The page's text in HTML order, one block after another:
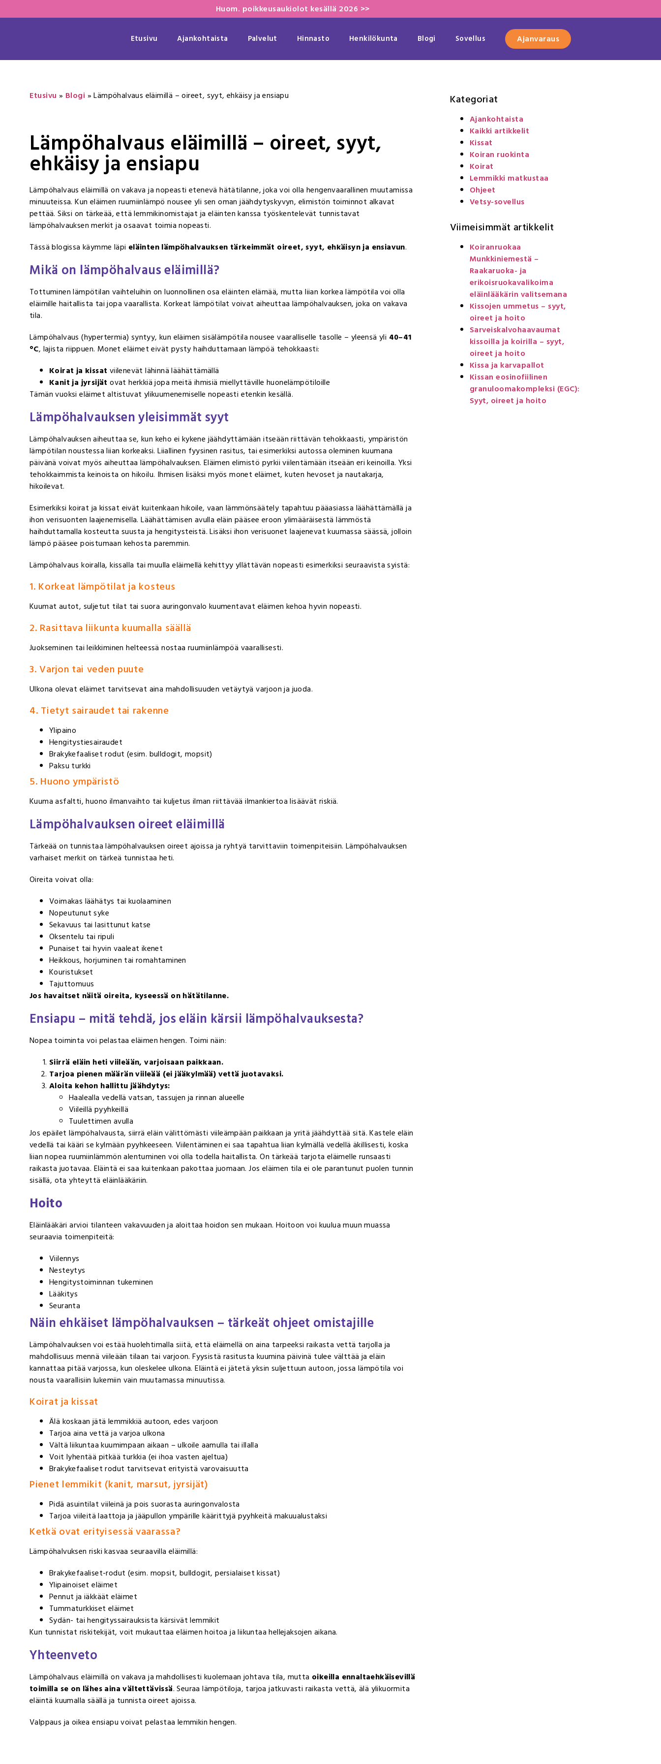
Huom. poikkeusaukiolot kesällä 2026 >>
Etusivu Ajankohtaista Palvelut Hinnasto Henkilökunta Blogi Sovellus Ajanvaraus
Etusivu » Blogi »Lämpöhalvaus eläimillä – oireet, syyt, ehkäisy ja ensiapu
Lämpöhalvaus eläimillä – oireet, syyt,
ehkäisy ja ensiapu
Lämpöhalvaus eläimillä on vakava ja nopeasti etenevä hätätilanne, joka voi olla hengenvaarallinen muutamissa
minuuteissa. Kun eläimen ruumiinlämpö nousee yli sen oman jäähdytyskyvyn, elimistön toiminnot alkavat
pettää. Siksi on tärkeää, että lemmikinomistajat ja eläinten kanssa työskentelevät tunnistavat
lämpöhalvauksen merkit ja osaavat toimia nopeasti.
Tässä blogissa käymme läpi eläinten lämpöhalvauksen tärkeimmät oireet, syyt, ehkäisyn ja ensiavun.
Mikä on lämpöhalvaus eläimillä?
Tottuminen lämpötilan vaihteluihin on luonnollinen osa eläinten elämää, mutta liian korkea lämpötila voi olla
eläimille haitallista tai jopa vaarallista. Korkeat lämpötilat voivat aiheuttaa lämpöhalvauksen, joka on vakava
tila.
Lämpöhalvaus (hypertermia) syntyy, kun eläimen sisälämpötila nousee vaaralliselle tasolle – yleensä yli 40–41
°C, lajista riippuen. Monet eläimet eivät pysty haihduttamaan lämpöä tehokkaasti:
Koirat ja kissat viilenevät lähinnä läähättämällä
Kanit ja jyrsijät ovat herkkiä jopa meitä ihmisiä miellyttäville huonelämpötiloille
Tämän vuoksi eläimet altistuvat ylikuumenemiselle nopeasti etenkin kesällä.
Lämpöhalvauksen yleisimmät syyt
Lämpöhalvauksen aiheuttaa se, kun keho ei kykene jäähdyttämään itseään riittävän tehokkaasti, ympäristön
lämpötilan noustessa liian korkeaksi. Liiallinen fyysinen rasitus, tai esimerkiksi autossa oleminen kuumana
päivänä voivat myös aiheuttaa lämpöhalvauksen. Eläimen elimistö pyrkii viilentämään itseään eri keinoilla. Yksi
tehokkaimmista keinoista on hikoilu. Ihmisen lisäksi myös monet eläimet, kuten hevoset ja nautakarja,
hikoilevat.
Esimerkiksi koirat ja kissat eivät kuitenkaan hikoile, vaan lämmönsäätely tapahtuu pääasiassa läähättämällä ja
ihon verisuonten laajenemisella. Läähättämisen avulla eläin pääsee eroon ylimääräisestä lämmöstä
haihduttamalla kosteutta suusta ja hengitysteistä. Lisäksi ihon verisuonet laajenevat kuumassa säässä, jolloin
lämpö pääsee poistumaan kehosta paremmin.
Lämpöhalvaus koiralla, kissalla tai muulla eläimellä kehittyy yllättävän nopeasti esimerkiksi seuraavista syistä:
1. Korkeat lämpötilat ja kosteus
Kuumat autot, suljetut tilat tai suora auringonvalo kuumentavat eläimen kehoa hyvin nopeasti.
2. Rasittava liikunta kuumalla säällä
Juokseminen tai leikkiminen helteessä nostaa ruumiinlämpöä vaarallisesti.
3. Varjon tai veden puute
Ulkona olevat eläimet tarvitsevat aina mahdollisuuden vetäytyä varjoon ja juoda.
4. Tietyt sairaudet tai rakenne
Ylipaino
Hengitystiesairaudet
Brakykefaaliset rodut (esim. bulldogit, mopsit)
Paksu turkki
5. Huono ympäristö
Kuuma asfaltti, huono ilmanvaihto tai kuljetus ilman riittävää ilmankiertoa lisäävät riskiä.
Lämpöhalvauksen oireet eläimillä
Tärkeää on tunnistaa lämpöhalvauksen oireet ajoissa ja ryhtyä tarvittaviin toimenpiteisiin. Lämpöhalvauksen
varhaiset merkit on tärkeä tunnistaa heti.
Oireita voivat olla:
Voimakas läähätys tai kuolaaminen
Nopeutunut syke
Sekavuus tai lasittunut katse
Oksentelu tai ripuli
Punaiset tai hyvin vaaleat ikenet
Heikkous, horjuminen tai romahtaminen
Kouristukset
Tajuttomuus
Jos havaitset näitä oireita, kyseessä on hätätilanne.
Ensiapu – mitä tehdä, jos eläin kärsii lämpöhalvauksesta?
Nopea toiminta voi pelastaa eläimen hengen. Toimi näin:
Siirrä eläin heti viileään, varjoisaan paikkaan.
Tarjoa pienen määrän viileää (ei jääkylmää) vettä juotavaksi.
Aloita kehon hallittu jäähdytys:
Haalealla vedellä vatsan, tassujen ja rinnan alueelle
Viileillä pyyhkeillä
Tuulettimen avulla
Jos epäilet lämpöhalvausta, siirrä eläin välittömästi viileämpään paikkaan ja yritä jäähdyttää sitä. Kastele eläin
vedellä tai kääri se kylmään pyyhkeeseen. Viilentäminen ei saa tapahtua liian kylmällä vedellä äkillisesti, koska
liian nopea ruumiinlämmön alentuminen voi olla todella haitallista. On tärkeää tarjota eläimelle runsaasti
raikasta juotavaa. Eläintä ei saa kuitenkaan pakottaa juomaan. Jos eläimen tila ei ole parantunut puolen tunnin
sisällä, ota yhteyttä eläinlääkäriin.
Hoito
Eläinlääkäri arvioi tilanteen vakavuuden ja aloittaa hoidon sen mukaan. Hoitoon voi kuulua muun muassa
seuraavia toimenpiteitä:
Viilennys
Nesteytys
Hengitystoiminnan tukeminen
Lääkitys
Seuranta
Näin ehkäiset lämpöhalvauksen – tärkeät ohjeet omistajille
Lämpöhalvauksen voi estää huolehtimalla siitä, että eläimellä on aina tarpeeksi raikasta vettä tarjolla ja
mahdollisuus mennä viileään tilaan tai varjoon. Fyysistä rasitusta kuumina päivinä tulee välttää ja eläin
kannattaa pitää varjossa, kun oleskelee ulkona. Eläintä ei jätetä yksin suljettuun autoon, jossa lämpötila voi
nousta vaarallisiin lukemiin vain muutamassa minuutissa.
Koirat ja kissat
Älä koskaan jätä lemmikkiä autoon, edes varjoon
Tarjoa aina vettä ja varjoa ulkona
Vältä liikuntaa kuumimpaan aikaan – ulkoile aamulla tai illalla
Voit lyhentää pitkää turkkia (ei ihoa vasten ajeltua)
Brakykefaaliset rodut tarvitsevat erityistä varovaisuutta
Pienet lemmikit (kanit, marsut, jyrsijät)
Pidä asuintilat viileinä ja pois suorasta auringonvalosta
Tarjoa viileitä laattoja ja jääpullon ympärille käärittyjä pyyhkeitä makuualustaksi
Ketkä ovat erityisessä vaarassa?
Lämpöhalvuksen riski kasvaa seuraavilla eläimillä:
Brakykefaaliset-rodut (esim. mopsit, bulldogit, persialaiset kissat)
Ylipainoiset eläimet
Pennut ja iäkkäät eläimet
Tummaturkkiset eläimet
Sydän- tai hengityssairauksista kärsivät lemmikit
Kun tunnistat riskitekijät, voit mukauttaa eläimen hoitoa ja liikuntaa hellejaksojen aikana.
Yhteenveto
Lämpöhalvaus eläimillä on vakava ja mahdollisesti kuolemaan johtava tila, mutta oikeilla ennaltaehkäisevillä
toimilla se on lähes aina vältettävissä. Seuraa lämpötiloja, tarjoa jatkuvasti raikasta vettä, älä ylikuormita
eläintä kuumalla säällä ja tunnista oireet ajoissa.
Valppaus ja oikea ensiapu voivat pelastaa lemmikin hengen.
Kategoriat
Ajankohtaista
Kaikki artikkelit
Kissat
Koiran ruokinta
Koirat
Lemmikki matkustaa
Ohjeet
Vetsy-sovellus
Viimeisimmät artikkelit
Koiranruokaa
Munkkiniemestä –
Raakaruoka- ja
erikoisruokavalikoima
eläinlääkärin valitsemana
Kissojen ummetus – syyt,
oireet ja hoito
Sarveiskalvohaavaumat
kissoilla ja koirilla – syyt,
oireet ja hoito
Kissa ja karvapallot
Kissan eosinofiilinen
granuloomakompleksi (EGC):
Syyt, oireet ja hoito